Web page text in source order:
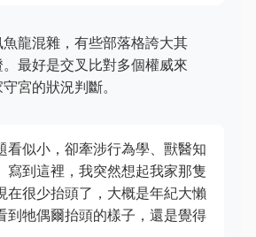
龍混雜，有些部落格誇大其
最好是交叉比對多個權威來
宮的狀況判斷。
看似小，卻牽涉行為學、獸醫知
寫到這裡，我突然想起我家那隻
很少抬頭了，大概是年紀大懶
到牠偶爾抬頭的樣子，還是覺得